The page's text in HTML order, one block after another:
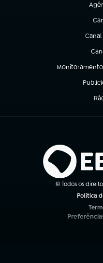
(abre
(abre em nova
(abre
© Todos os
Política
(abre